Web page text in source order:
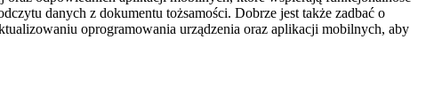
danych z dokumentu tożsamości. Dobrze jest także zadbać o
oprogramowania urządzenia oraz aplikacji mobilnych, aby